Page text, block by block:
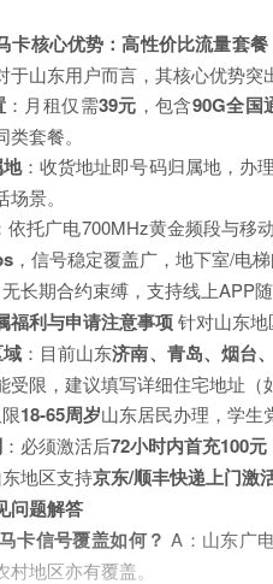
卡核心优势：高性价比流量套
于山东用户而言，其核心优势突
：月租仅需39元 ，包含90G全国
套餐。
：收货地址即号码归属地，办
景。
依托广电700MHz黄金频段与移
，信号稳定覆盖广，地下室/电梯
无长期合约束缚，支持线上APP
福利与申请注意事项针对山东地
：目前山东济南、青岛、烟台
受限，建议填写详细住宅地址（
18-65周岁山东居民办理，学生
：必须激活后72小时内首充100元
东地区支持京东/顺丰快递上门激
问题解答
卡信号覆盖如何？ A：山东广
地区亦有覆盖。